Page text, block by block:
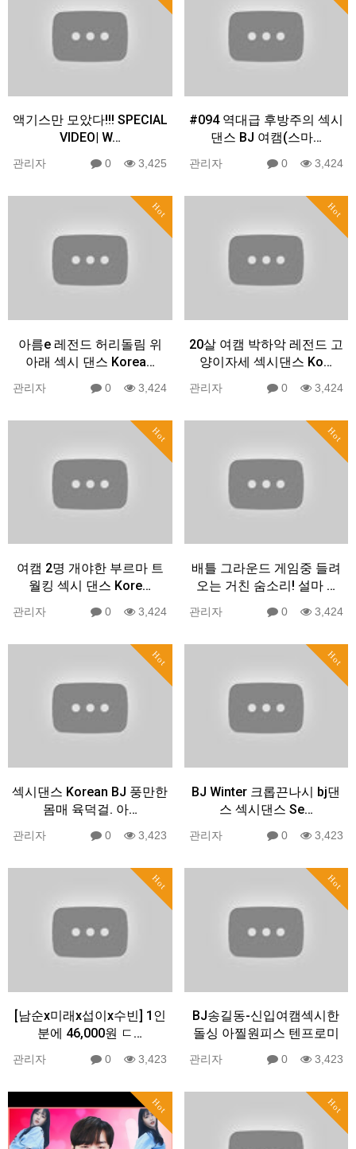
액기스만 모았다!!! SPECIAL
VIDEO| W…
관리자 0 3,425
#094 역대급 후방주의 섹시
댄스 BJ 여캠(스마…
관리자 0 3,424
Hot
아름e 레전드 허리돌림 위
아래 섹시 댄스 Korea…
관리자 0 3,424
Hot
20살 여캠 박하악 레전드 고
양이자세 섹시댄스 Ko…
관리자 0 3,424
Hot
여캠 2명 개야한 부르마 트
월킹 섹시 댄스 Kore…
관리자 0 3,424
Hot
배틀 그라운드 게임중 들려
오는 거친 숨소리! 설마 …
관리자 0 3,424
Hot
섹시댄스 Korean BJ 풍만한
몸매 육덕걸. 아…
관리자 0 3,423
Hot
BJ Winter 크롭끈나시 bj댄
스 섹시댄스 Se…
관리자 0 3,423
Hot
[남순x미래x섭이x수빈] 1인
분에 46,000원 ㄷ…
관리자 0 3,423
Hot
BJ송길동-신입여캠섹시한
돌싱 아찔원피스 텐프로미
관리자 0 3,423
Hot Hot